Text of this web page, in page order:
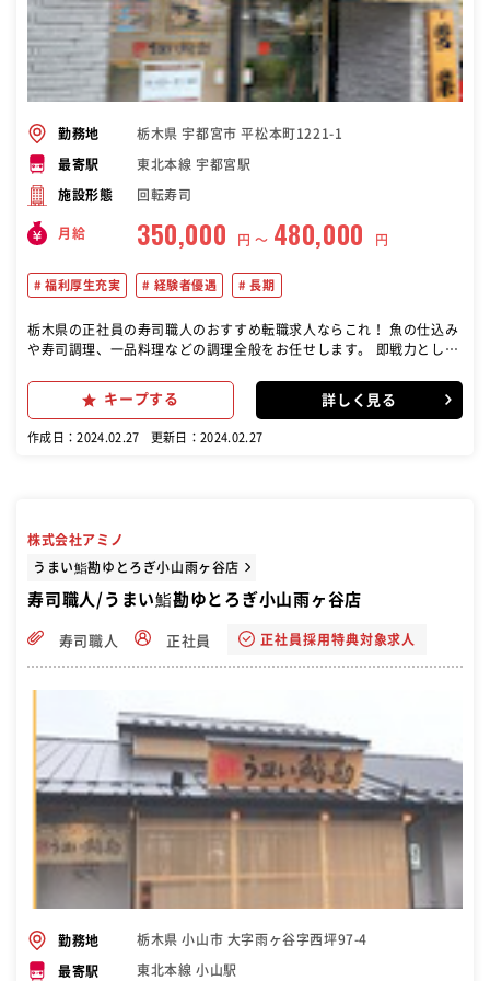
勤務地 栃木県 宇都宮市 平松本町1221-1
最寄駅 東北本線 宇都宮駅
施設形態 回転寿司
月給 350,000 円 〜 480,000 円
福利厚生充実 経験者優遇 長期
栃木県の正社員の寿司職人のおすすめ転職求人ならこれ！ 魚の仕込み
や寿司調理、一品料理などの調理全般をお任せします。 即戦力として
キープする 詳しく見る
作成日：2024.02.27 更新日：2024.02.27
株式会社アミノ
うまい鮨勘ゆとろぎ小山雨ヶ谷店
寿司職人/うまい鮨勘ゆとろぎ小山雨ヶ谷店
寿司職人 正社員 正社員採用特典対象求人
勤務地 栃木県 小山市 大字雨ヶ谷字西坪97-4
最寄駅 東北本線 小山駅